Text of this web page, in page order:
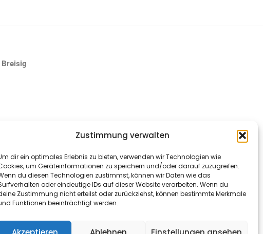
Zustimmung verwalten
dir ein optimales Erlebnis zu bieten, verwenden wir Technologien wie
um Geräteinformationen zu speichern und/oder darauf zuzugreifen.
du diesen Technologien zustimmst, können wir Daten wie das
oder eindeutige IDs auf dieser Website verarbeiten. Wenn du
Zustimmung nicht erteilst oder zurückziehst, können bestimmte Merkmale
Funktionen beeinträchtigt werden.
Breisig